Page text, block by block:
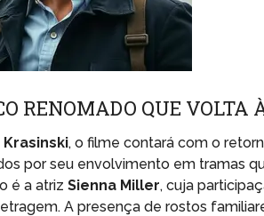
RENOMADO QUE VOLTA
Krasinski, o filme contará com o
por seu envolvimento em tramas
é a atrizSienna Miller, cuja
A presença de rostos